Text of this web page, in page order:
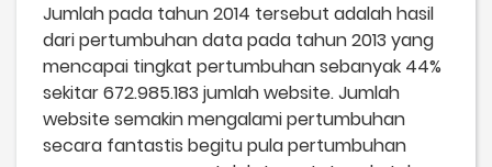
Jumlah pada tahun 2014 tersebut adalah hasil
dari pertumbuhan data pada tahun 2013 yang
mencapai tingkat pertumbuhan sebanyak 44%
sekitar 672.985.183 jumlah website. Jumlah
website semakin mengalami pertumbuhan
secara fantastis begitu pula pertumbuhan